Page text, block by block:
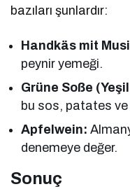
bazıları şunlardır:
Handkäs mit
peynir yemeği.
Grüne Soße
bu sos, patates ve
Apfelwein:
denemeye değer.
Sonuç